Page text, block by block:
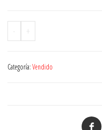
- +
Categoría: Vendido